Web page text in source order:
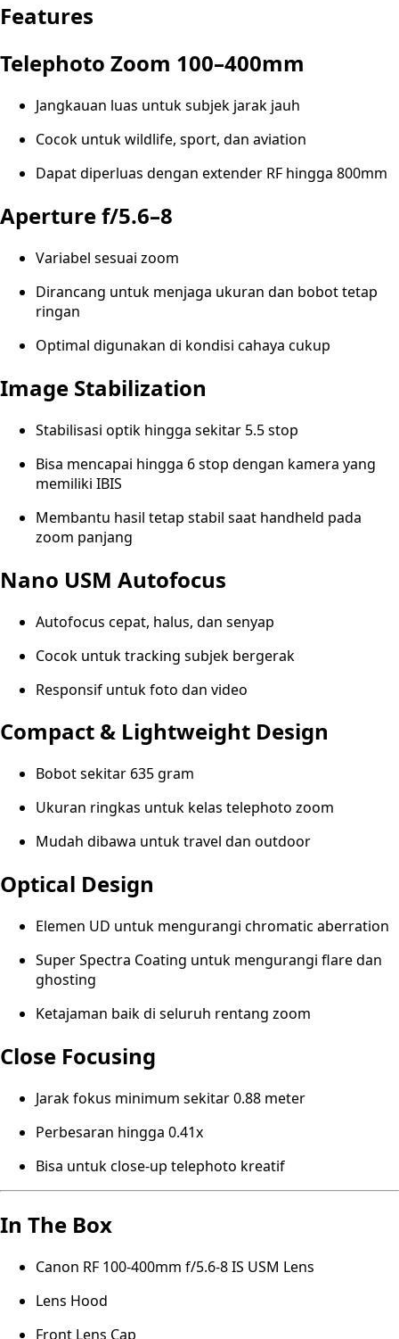
Features
Telephoto Zoom 100–400mm
Jangkauan luas untuk subjek jarak jauh
Cocok untuk wildlife, sport, dan aviation
Dapat diperluas dengan extender RF hingga 800mm
Aperture f/5.6–8
Variabel sesuai zoom
Dirancang untuk menjaga ukuran dan bobot tetap
ringan
Optimal digunakan di kondisi cahaya cukup
Image Stabilization
Stabilisasi optik hingga sekitar 5.5 stop
Bisa mencapai hingga 6 stop dengan kamera yang
memiliki IBIS
Membantu hasil tetap stabil saat handheld pada
zoom panjang
Nano USM Autofocus
Autofocus cepat, halus, dan senyap
Cocok untuk tracking subjek bergerak
Responsif untuk foto dan video
Compact & Lightweight Design
Bobot sekitar 635 gram
Ukuran ringkas untuk kelas telephoto zoom
Mudah dibawa untuk travel dan outdoor
Optical Design
Elemen UD untuk mengurangi chromatic aberration
Super Spectra Coating untuk mengurangi flare dan
ghosting
Ketajaman baik di seluruh rentang zoom
Close Focusing
Jarak fokus minimum sekitar 0.88 meter
Perbesaran hingga 0.41x
Bisa untuk close-up telephoto kreatif
In The Box
Canon RF 100-400mm f/5.6-8 IS USM Lens
Lens Hood
Front Lens Cap